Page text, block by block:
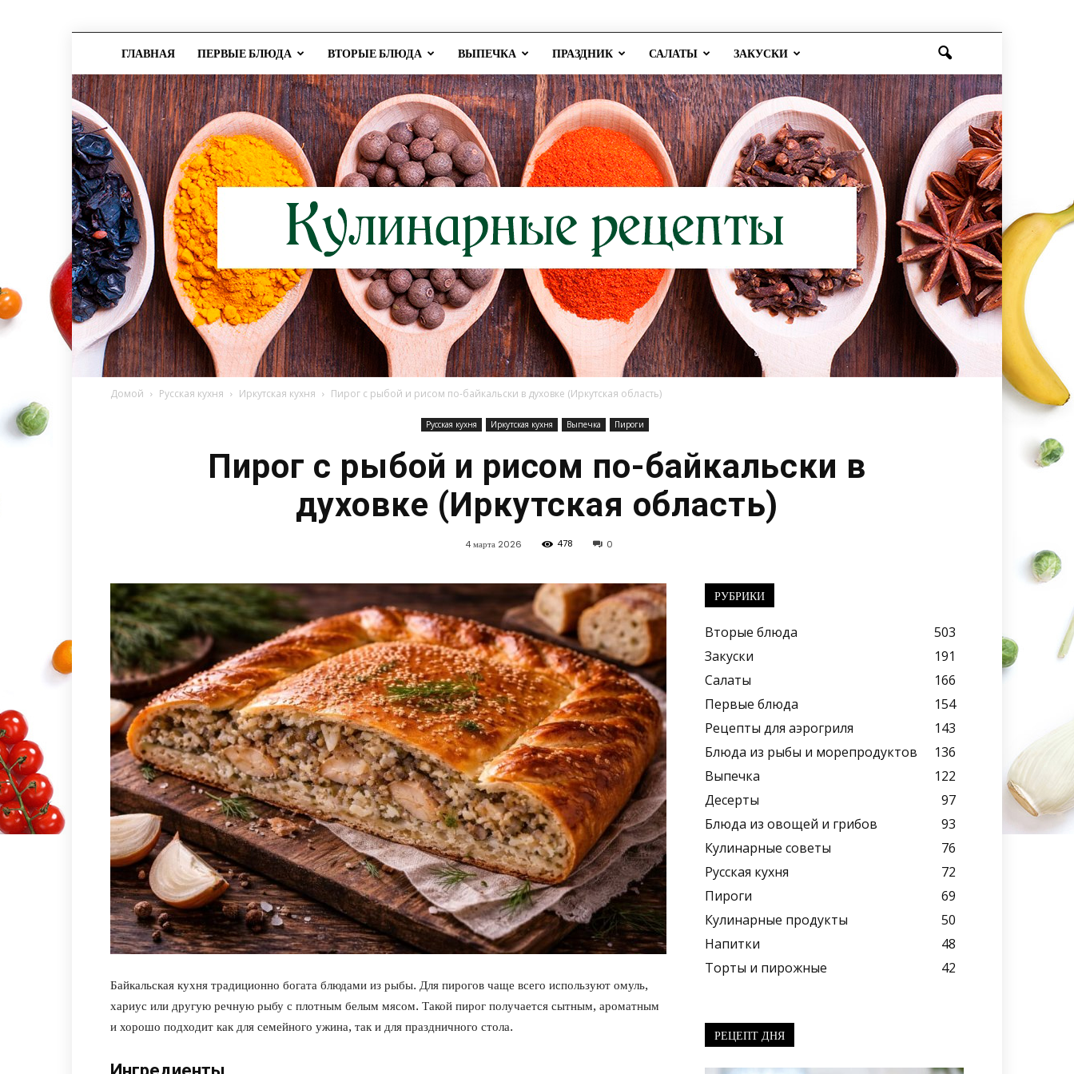
ГЛАВНАЯ ПЕРВЫЕ БЛЮДА ВТОРЫЕ БЛЮДА ВЫПЕЧКА ПРАЗДНИК САЛАТЫ ЗАКУСКИ
вкусные
блюда
+
Домой Русская кухня Иркутская кухня Пирог с рыбой и рисом по-байкальски в духовке (Иркутская область)
Русская кухня Иркутская кухня Выпечка Пироги
Пирог с рыбой и рисом по-байкальски в
духовке (Иркутская область)
4 марта 2026 478 0
Байкальская кухня традиционно богата блюдами из рыбы. Для пирогов чаще всего используют омуль,
хариус или другую речную рыбу с плотным белым мясом. Такой пирог получается сытным, ароматным
и хорошо подходит как для семейного ужина, так и для праздничного стола.
РУБРИКИ
Вторые блюда
503
Закуски
191
Салаты
166
Первые блюда
154
Рецепты для аэрогриля
143
Блюда из рыбы и морепродуктов
136
Выпечка
122
Десерты
97
Блюда из овощей и грибов
93
Кулинарные советы
76
Русская кухня
72
Пироги
69
Кулинарные продукты
50
Напитки
48
Торты и пирожные
42
РЕЦЕПТ ДНЯ